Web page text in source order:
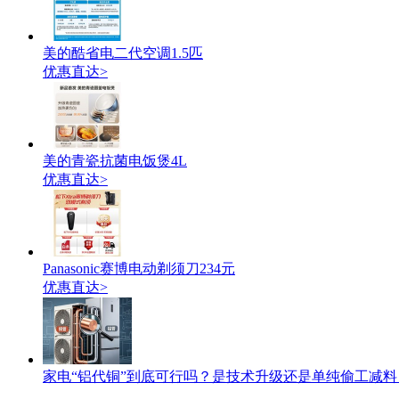
美的酷省电二代空调1.5匹
优惠直达>
美的青瓷抗菌电饭煲4L
优惠直达>
Panasonic赛博电动剃须刀234元
优惠直达>
家电“铝代铜”到底可行吗？是技术升级还是单纯偷工减